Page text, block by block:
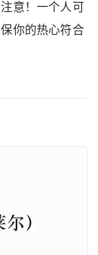
意！一个人可
你的热心符合